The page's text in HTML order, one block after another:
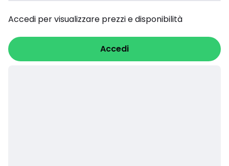
Accedi per visualizzare prezzi e disponibilità
Accedi